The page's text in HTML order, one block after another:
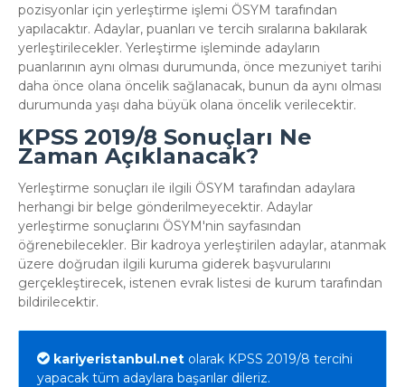
pozisyonlar için yerleştirme işlemi ÖSYM tarafından
yapılacaktır. Adaylar, puanları ve tercih sıralarına bakılarak
yerleştirilecekler. Yerleştirme işleminde adayların
puanlarının aynı olması durumunda, önce mezuniyet tarihi
daha önce olana öncelik sağlanacak, bunun da aynı olması
durumunda yaşı daha büyük olana öncelik verilecektir.
KPSS 2019/8 Sonuçları Ne
Zaman Açıklanacak?
Yerleştirme sonuçları ile ilgili ÖSYM tarafından adaylara
herhangi bir belge gönderilmeyecektir. Adaylar
yerleştirme sonuçlarını ÖSYM'nin sayfasından
öğrenebilecekler. Bir kadroya yerleştirilen adaylar, atanmak
üzere doğrudan ilgili kuruma giderek başvurularını
gerçekleştirecek, istenen evrak listesi de kurum tarafından
bildirilecektir.
kariyeristanbul.net olarak KPSS 2019/8 tercihi
yapacak tüm adaylara başarılar dileriz.